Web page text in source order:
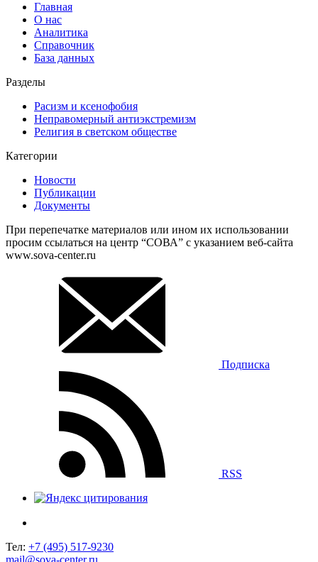
Главная
О нас
Аналитика
Справочник
База данных
Разделы
Расизм и ксенофобия
Неправомерный антиэкстремизм
Религия в светском обществе
Категории
Новости
Публикации
Документы
При перепечатке материалов или ином их использовании
просим ссылаться на центр “СОВА” с указанием веб-сайта
www.sova-center.ru
Подписка
RSS
Тел: +7 (495) 517-9230